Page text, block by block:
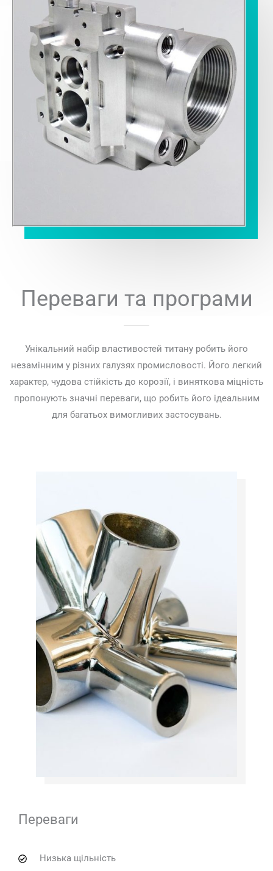
Переваги та програми
Унікальний набір властивостей титану робить його
незамінним у різних галузях промисловості. Його легкий
характер, чудова стійкість до корозії, і виняткова міцність
пропонують значні переваги, що робить його ідеальним
для багатьох вимогливих застосувань.
Переваги
Низька щільність